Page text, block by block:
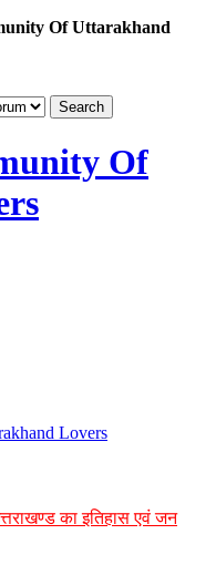
Of Uttarakhand
Of
Lovers
का इतिहास एवं जन